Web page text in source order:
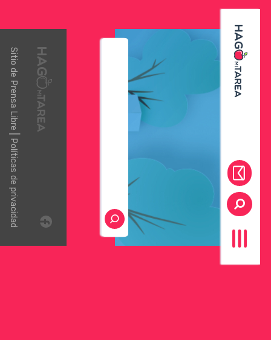
Toggle navigation
Sitio de
Prensa Libre
|
Políticas de privacidad